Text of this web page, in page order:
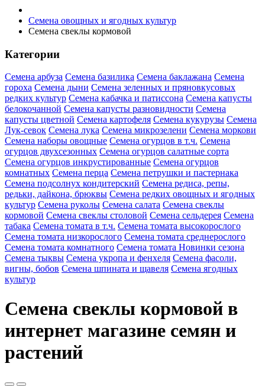
Семена овощных и ягодных культур
Семена свеклы кормовой
Категории
Семена арбуза Семена базилика Семена баклажана Семена
гороха Семена дыни Семена зеленных и пряновкусовых
редких культур Семена кабачка и патиссона Семена капусты
белокочанной Семена капусты разновидности Семена
капусты цветной Семена картофеля Семена кукурузы Семена
Лук-севок Семена лука Семена микрозелени Семена моркови
Семена наборы овощные Семена огурцов в т.ч. Семена
огурцов двухсезонных Семена огурцов салатные сорта
Семена огурцов инкрустированные Семена огурцов
комнатных Семена перца Семена петрушки и пастернака
Семена подсолнух кондитерский Семена редиса, репы,
редьки, дайкона, брюквы Семена редких овощных и ягодных
культур Семена руколы Семена салата Семена свеклы
кормовой Семена свеклы столовой Семена сельдерея Семена
табака Семена томата в т.ч. Семена томата высокорослого
Семена томата низкорослого Семена томата среднерослого
Семена томата комнатного Семена томата Новинки сезона
Семена тыквы Семена укропа и фенхеля Семена фасоли,
вигны, бобов Семена шпината и щавеля Семена ягодных
культур
Семена свеклы кормовой в
интернет магазине семян и
растений